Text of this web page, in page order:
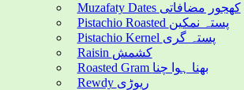
Muzafaty Dates کھجور مضافاتی
Pistachio Roasted پستہ نمکین
Pistachio Kernel پستہ گری
Raisin کشمش
Roasted Gram بھنا ہوا چنا
Rewdy ریوڑی